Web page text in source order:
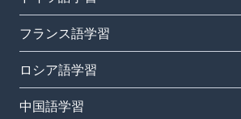
フランス語学習
ロシア語学習
中国語学習